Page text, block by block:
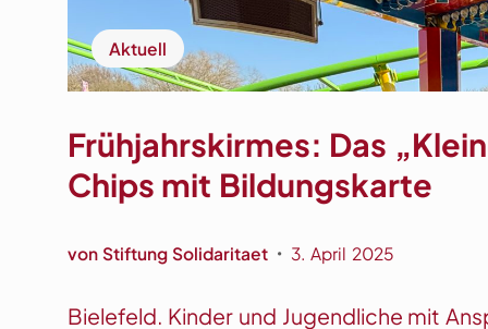
c
e
e
b
u
g
d
s
n
Aktuell
Frühjahrskirmes: Das
Chips mit Bildungskarte
von Stiftung Solidaritaet • 3. April 2025
Bielefeld. Kinder und Jugendliche mit